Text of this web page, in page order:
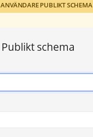
PUBLIKT SCHEMA
Publikt schema